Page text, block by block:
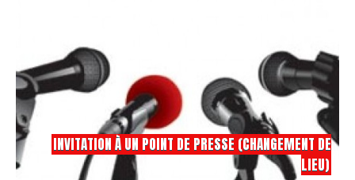
INVITATION À UN POINT DE PRESSE (CHANGEMENT DE
LIEU)